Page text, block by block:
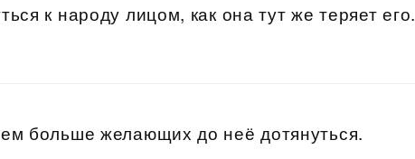
к народу лицом, как она тут же теряет его.
больше желающих до неё дотянуться.